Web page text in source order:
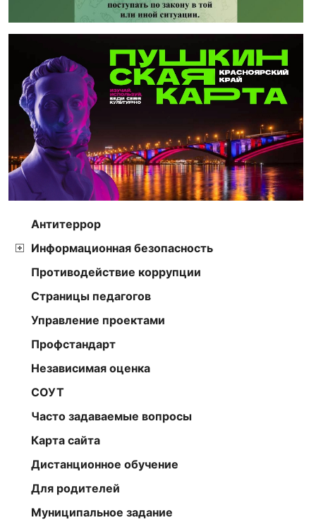
Антитеррор
Информационная безопасность
Противодействие коррупции
Страницы педагогов
Управление проектами
Профстандарт
Независимая оценка
СОУТ
Часто задаваемые вопросы
Карта сайта
Дистанционное обучение
Для родителей
Муниципальное задание